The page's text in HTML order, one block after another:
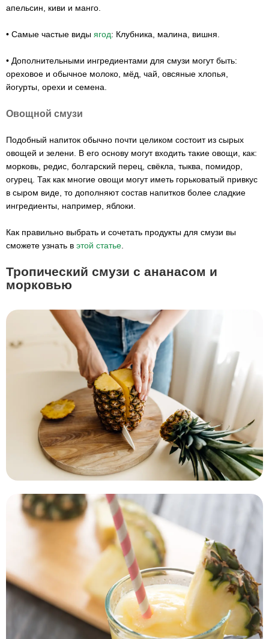
апельсин, киви и манго.
• Самые частые виды ягод: Клубника, малина, вишня.
• Дополнительными ингредиентами для смузи могут быть:
ореховое и обычное молоко, мёд, чай, овсяные хлопья,
йогурты, орехи и семена.
Овощной смузи
Подобный напиток обычно почти целиком состоит из сырых
овощей и зелени. В его основу могут входить такие овощи, как:
морковь, редис, болгарский перец, свёкла, тыква, помидор,
огурец. Так как многие овощи могут иметь горьковатый привкус
в сыром виде, то дополняют состав напитков более сладкие
ингредиенты, например, яблоки.
Как правильно выбрать и сочетать продукты для смузи вы
сможете узнать в этой статье
Тропический смузи с ананасом и
морковью